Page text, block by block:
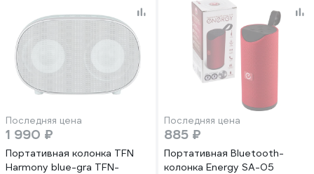
Последняя цена
1 990 ₽
Портативная колонка TFN
Harmony blue-gra TFN-
Последняя цена
885 ₽
Портативная Bluetooth-
колонка Energy SA-05